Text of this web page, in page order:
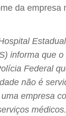
da empresa
informa que
Federal
não é
empresa